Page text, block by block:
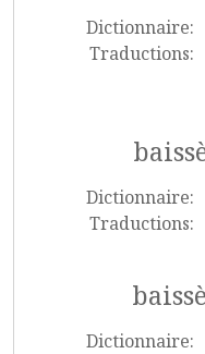
Dictionnaire:
Traductions:
Dictionnaire:
Traductions:
Dictionnaire: